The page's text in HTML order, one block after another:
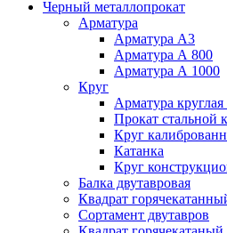
Черный металлопрокат
Арматура
Арматура А3
Арматура А 800
Арматура А 1000
Круг
Арматура
Прокат стальной
Круг
Катанка
Круг
Балка двутавровая
Квадрат
Сортамент двутавров